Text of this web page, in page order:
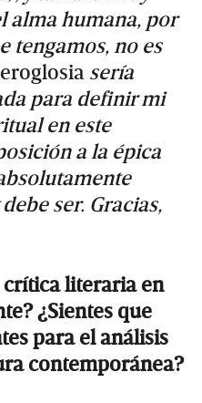
alma humana, por
tengamos, no es
sería
para definir mi
en este
a la épica
ser. Gracias,
crítica literaria en
¿Sientes que
para el análisis
contemporánea?